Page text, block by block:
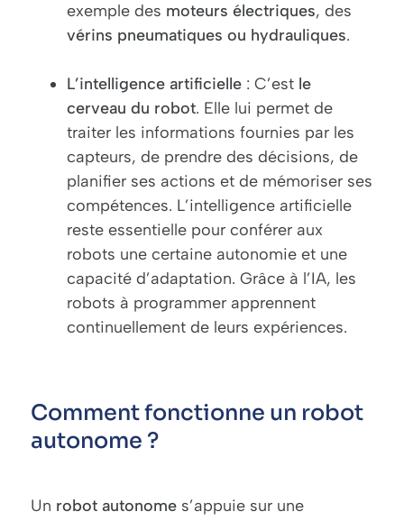
exemple des moteurs électriques, des
vérins pneumatiques ou hydrauliques.
L’intelligence artificielle : C’est le
cerveau du robot. Elle lui permet de
traiter les informations fournies par les
capteurs, de prendre des décisions, de
planifier ses actions et de mémoriser ses
compétences. L’intelligence artificielle
reste essentielle pour conférer aux
robots une certaine autonomie et une
capacité d’adaptation. Grâce à l’IA, les
robots à programmer apprennent
continuellement de leurs expériences.
Comment fonctionne un robot
autonome ?
Un robot autonome s’appuie sur une